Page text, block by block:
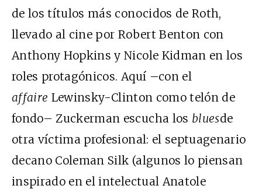
de los títulos más conocidos de Roth,
llevado al cine por Robert Benton con
Anthony Hopkins y Nicole Kidman en los
roles protagónicos. Aquí –con el
affaire Lewinsky-Clinton como telón de
fondo– Zuckerman escucha los bluesde
otra víctima profesional: el septuagenario
decano Coleman Silk (algunos lo piensan
inspirado en el intelectual Anatole